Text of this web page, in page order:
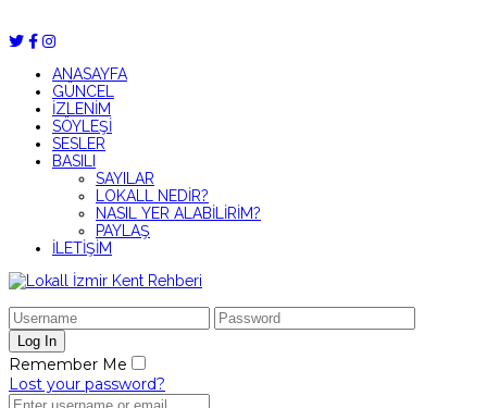
ANASAYFA
GÜNCEL
İZLENİM
SÖYLEŞİ
SESLER
BASILI
SAYILAR
LOKALL NEDİR?
NASIL YER ALABİLİRİM?
PAYLAŞ
İLETİŞİM
Remember Me
Lost your password?